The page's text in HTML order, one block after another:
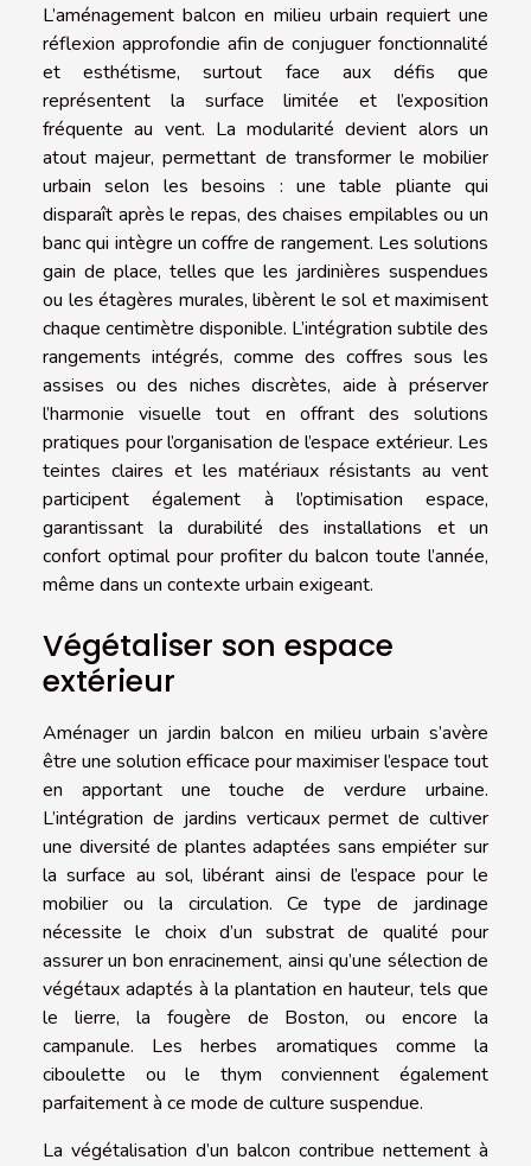
L’aménagement balcon en milieu urbain requiert une
réflexion approfondie afin de conjuguer fonctionnalité
et esthétisme, surtout face aux défis que
représentent la surface limitée et l’exposition
fréquente au vent. La modularité devient alors un
atout majeur, permettant de transformer le mobilier
urbain selon les besoins : une table pliante qui
disparaît après le repas, des chaises empilables ou un
banc qui intègre un coffre de rangement. Les solutions
gain de place, telles que les jardinières suspendues
ou les étagères murales, libèrent le sol et maximisent
chaque centimètre disponible. L’intégration subtile des
rangements intégrés, comme des coffres sous les
assises ou des niches discrètes, aide à préserver
l’harmonie visuelle tout en offrant des solutions
pratiques pour l’organisation de l’espace extérieur. Les
teintes claires et les matériaux résistants au vent
participent également à l’optimisation espace,
garantissant la durabilité des installations et un
confort optimal pour profiter du balcon toute l’année,
même dans un contexte urbain exigeant.
Végétaliser son espace
extérieur
Aménager un jardin balcon en milieu urbain s’avère
être une solution efficace pour maximiser l’espace tout
en apportant une touche de verdure urbaine.
L’intégration de jardins verticaux permet de cultiver
une diversité de plantes adaptées sans empiéter sur
la surface au sol, libérant ainsi de l’espace pour le
mobilier ou la circulation. Ce type de jardinage
nécessite le choix d’un substrat de qualité pour
assurer un bon enracinement, ainsi qu’une sélection de
végétaux adaptés à la plantation en hauteur, tels que
le lierre, la fougère de Boston, ou encore la
campanule. Les herbes aromatiques comme la
ciboulette ou le thym conviennent également
parfaitement à ce mode de culture suspendue.
La végétalisation d’un balcon contribue nettement à